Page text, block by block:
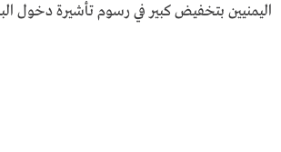
اليمنيين بتخفيض كبير في رسوم تأشيرة دخول